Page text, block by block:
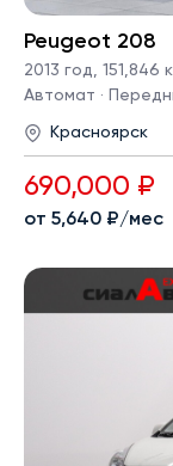
Peugeot 208
2013 год, 151,846
Автомат ·
Красноярск
690,000 ₽
от 5,640 ₽/мес